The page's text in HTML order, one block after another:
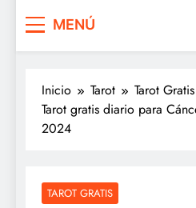
MENÚ
Inicio Tarot
Tarot Gratis
Tarot gratis diario para
2024
TAROT GRATIS